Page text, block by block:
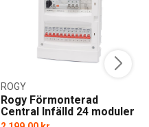
Rogy Förmonterad
Central Infälld 24 moduler
IP40
ROGY